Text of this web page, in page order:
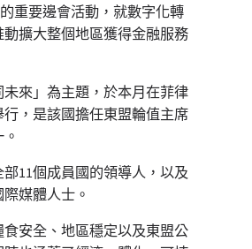
重要邊會活動，就數字化轉
擴大整個地區獲得金融服務
來」為主題，於本月在菲律
，是該國擔任東盟輪值主席
11個成員國的領導人，以及
媒體人士。
安全、地區穩定以及東盟公